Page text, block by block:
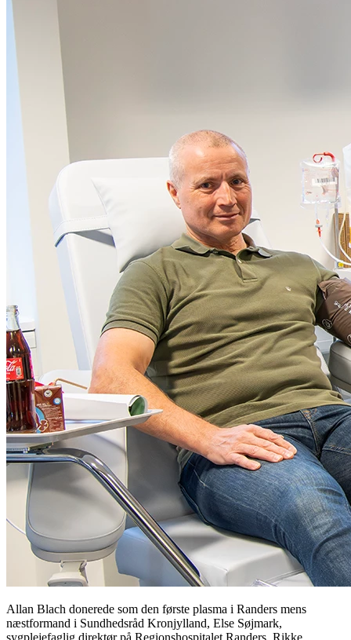
Allan Blach donerede som den første plasma i Randers mens
næstformand i Sundhedsråd Kronjylland, Else Søjmark,
sygplejefaglig direktør på Regionshospitalet Randers, Rikke